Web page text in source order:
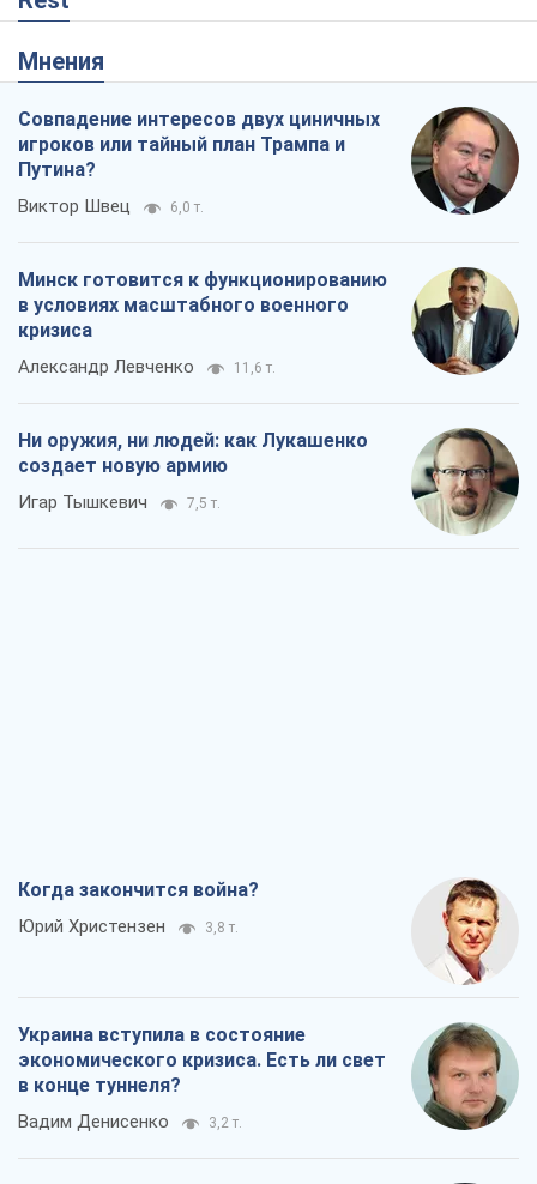
Мнения
Совпадение интересов двух циничных
игроков или тайный план Трампа и
Путина?
Виктор Швец 6,0 т.
Минск готовится к функционированию
в условиях масштабного военного
кризиса
Александр Левченко 11,6 т.
Ни оружия, ни людей: как Лукашенко
создает новую армию
Игар Тышкевич 7,5 т.
Когда закончится война?
Юрий Христензен 3,8 т.
Украина вступила в состояние
экономического кризиса. Есть ли свет
в конце туннеля?
Вадим Денисенко 3,2 т.